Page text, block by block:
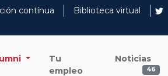
contínua
Biblioteca virtual
Tu
empleo
Noticias
46